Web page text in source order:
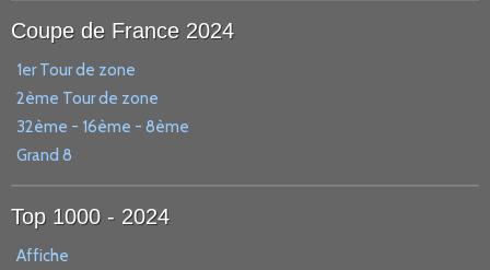
Coupe de France 2024
1er Tour de zone
2ème Tour de zone
32ème - 16ème - 8ème
Grand 8
Top 1000 - 2024
Affiche